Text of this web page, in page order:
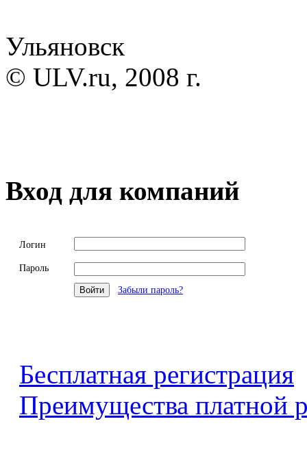
Ульяновск
© ULV.ru, 2008 г.
Вход для компаний
Логин
Пароль
Забыли пароль?
Бесплатная регистрация
Преимущества платной